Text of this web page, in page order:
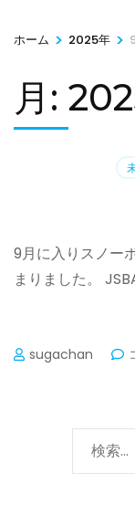
す)ホーム > 2025年 >
月:
9月に入りスノー
まりました。
sugachan
検
索: